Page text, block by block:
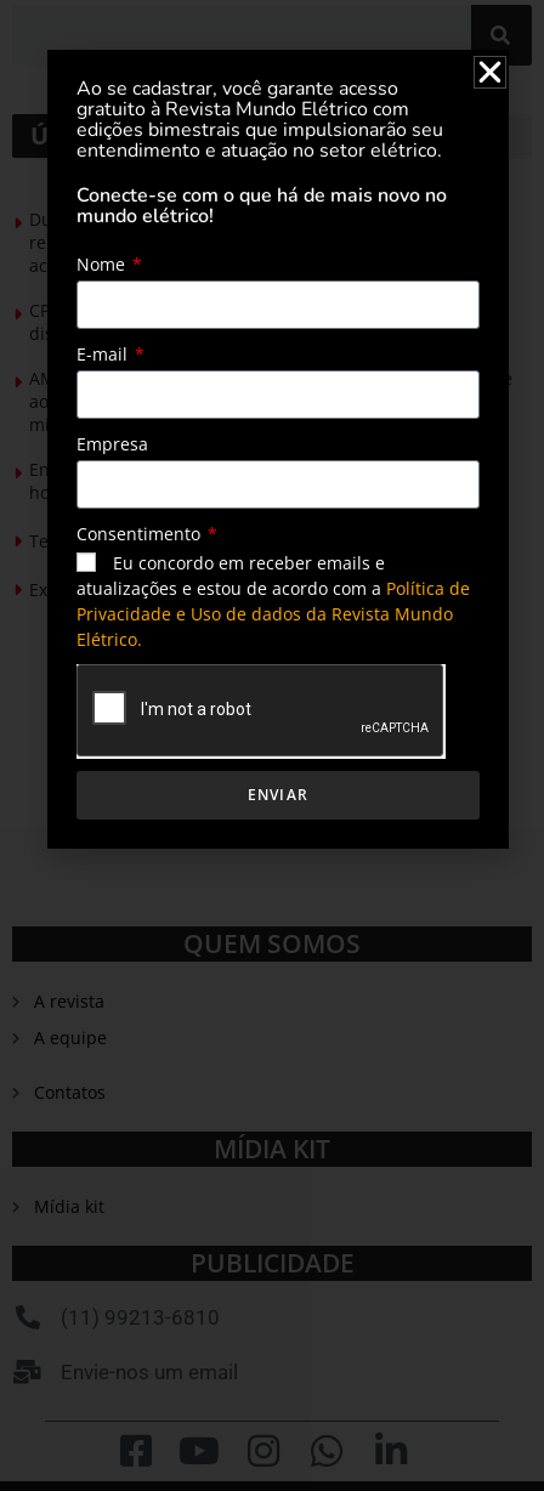
Últimas notícias
Durante esforço concentrado do Congresso, setor de
renováveis apresenta no Senado Federal pautas para
acelerar transição energética
CPFL Energia e TIM se unem para criar a rede de
distribuição do futuro com tecnologia privativa
AMIG Brasil convida pré-candidatos ao Governo de Minas e
ao Senado para discutir propostas para os municípios
mineradores e afetados
Energia solar permitirá ampliar em 25% a produção de
hortaliças em projeto social no Tocantins
Tendências de Iluminação em 2026
Expansão da energia solar no Brasil
QUEM SOMOS
A revista
A equipe
Contatos
MÍDIA KIT
Mídia kit
PUBLICIDADE
(11) 99213-6810
Envie-nos um email
Ao se cadastrar, você garante acesso
gratuito à Revista Mundo Elétrico com
edições bimestrais que impulsionarão seu
entendimento e atuação no setor elétrico.
Conecte-se com o que há de mais novo no
mundo elétrico!
Nome
E-mail
Empresa
Consentimento
Eu concordo em receber emails e
atualizações e estou de acordo com a Política de
Privacidade e Uso de dados da Revista Mundo
Elétrico.
ENVIAR